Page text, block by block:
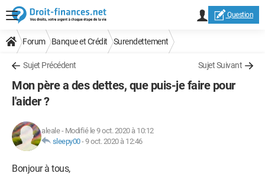
Question
Forum Banque et Crédit Surendettement
Sujet Précédent Sujet Suivant
Mon père a des dettes, que puis-je faire pour
l'aider ?
aleale- Modifié le 9 oct. 2020 à 10:12
sleepy00-9 oct. 2020 à 12:46
Bonjour à tous,